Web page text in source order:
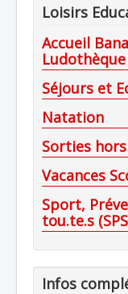
Loisirs
Accueil
Ludothèque
Séjours et
Natation
Sorties
Vacances
Sport,
tou.te.s
Infos